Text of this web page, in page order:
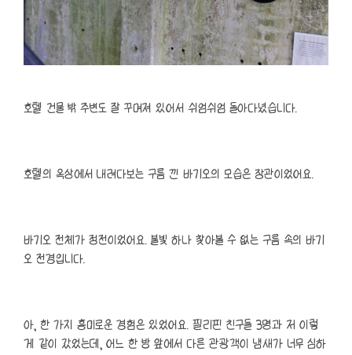
호텔 건물 밖 주변도 잘 꾸며져 있어서 쉬엄쉬엄 돌아다녔습니다.
호텔의 옥상에서 내려다보는 구름 낀 바기오의 모습은 장관이었어요.
바기오 전체가 정전이었어요. 불빛 하나 찾아볼 수 없는 구름 속의 바기
오 전경입니다.
아, 한 가지 흥미로운 경험은 있었어요. 필리핀 친구들 3명과 저 이렇
게 같이 갔었는데, 어느 한 방 앞에서 다른 관광객이 냄새가 너무 심하